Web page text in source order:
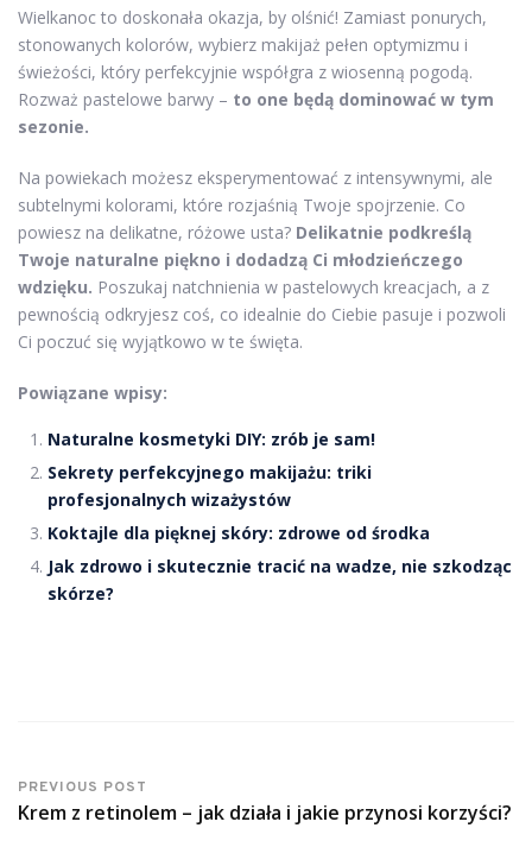
Wielkanoc to doskonała okazja, by olśnić! Zamiast ponurych,
stonowanych kolorów, wybierz makijaż pełen optymizmu i
świeżości, który perfekcyjnie współgra z wiosenną pogodą.
Rozważ pastelowe barwy – to one będą dominować w tym
sezonie.
Na powiekach możesz eksperymentować z intensywnymi, ale
subtelnymi kolorami, które rozjaśnią Twoje spojrzenie. Co
powiesz na delikatne, różowe usta? Delikatnie podkreślą
Twoje naturalne piękno i dodadzą Ci młodzieńczego
wdzięku. Poszukaj natchnienia w pastelowych kreacjach, a z
pewnością odkryjesz coś, co idealnie do Ciebie pasuje i pozwoli
Ci poczuć się wyjątkowo w te święta.
Powiązane wpisy:
Naturalne kosmetyki DIY: zrób je sam!
Sekrety perfekcyjnego makijażu: triki
profesjonalnych wizażystów
Koktajle dla pięknej skóry: zdrowe od środka
Jak zdrowo i skutecznie tracić na wadze, nie szkodząc
skórze?
PREVIOUS POST
Krem z retinolem – jak działa i jakie przynosi korzyści?